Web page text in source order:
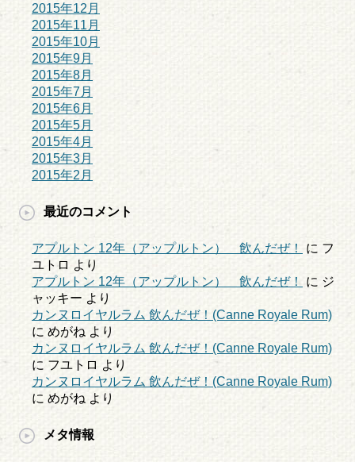
2015年12月
2015年11月
2015年10月
2015年9月
2015年8月
2015年7月
2015年6月
2015年5月
2015年4月
2015年3月
2015年2月
最近のコメント
アプルトン 12年（アップルトン） 飲んだぜ！ に フ
ユトロ より
アプルトン 12年（アップルトン） 飲んだぜ！
に ジ
ャッキー より
カンヌロイヤルラム 飲んだぜ！(Canne Royale Rum)
に めがね より
カンヌロイヤルラム 飲んだぜ！(Canne Royale Rum)
に フユトロ より
カンヌロイヤルラム 飲んだぜ！(Canne Royale Rum)
に めがね より
メタ情報